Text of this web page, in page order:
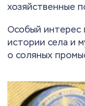
хозяйственные
Особый интерес
истории села и
о соляных